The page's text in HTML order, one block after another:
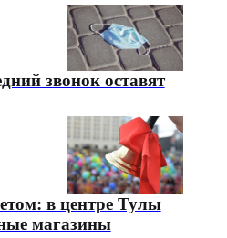
звонок оставят
в центре Тулы
магазины